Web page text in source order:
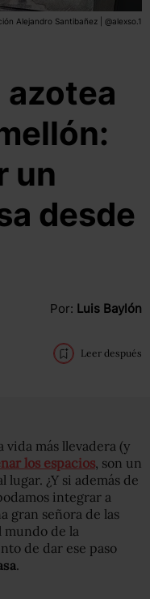
Alejandro Santibañez | @alexso.1
azotea
un
desde
Por: Luis Baylón
Leer después
vida más llevadera (y
los espacios, son un
lugar. ¿Y si además de
integrar a
gran señora de las
mundo de la
de dar ese paso
.